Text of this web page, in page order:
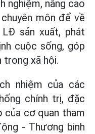
nghiệm, nâng cao
môn để về
sản xuất, phát
cuộc sống, góp
trong xã hội.
nhiệm của các
chính trị, đặc
của cơ quan tham
- Thương binh